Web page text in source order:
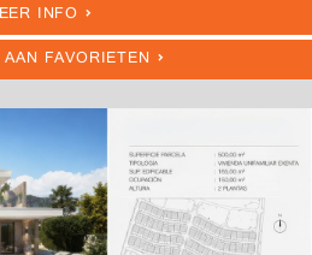
INFO
FAVORIETEN